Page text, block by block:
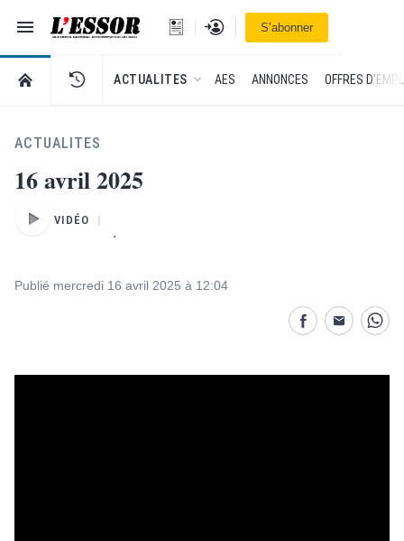
Navigation
L'Essor - retour à la une
Se connecterS’abonner
RETOUR À LA PAGE D’ACCUEIL DE L'ESSOR
ACTUALITES AES ANNONCES OFFRES
ACTUALITES
16 avril 2025
VIDÉO
.
Publié mercredi 16 avril 2025 à 12:04
Partage désactivé
Partage